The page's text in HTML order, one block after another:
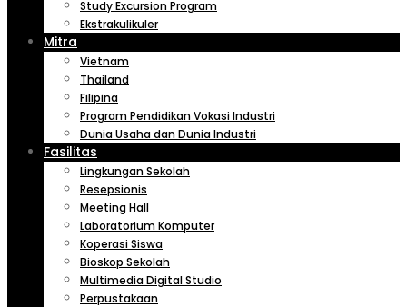
Study Excursion Program
Ekstrakulikuler
Mitra
Vietnam
Thailand
Filipina
Program Pendidikan Vokasi Industri
Dunia Usaha dan Dunia Industri
Fasilitas
Lingkungan Sekolah
Resepsionis
Meeting Hall
Laboratorium Komputer
Koperasi Siswa
Bioskop Sekolah
Multimedia Digital Studio
Perpustakaan